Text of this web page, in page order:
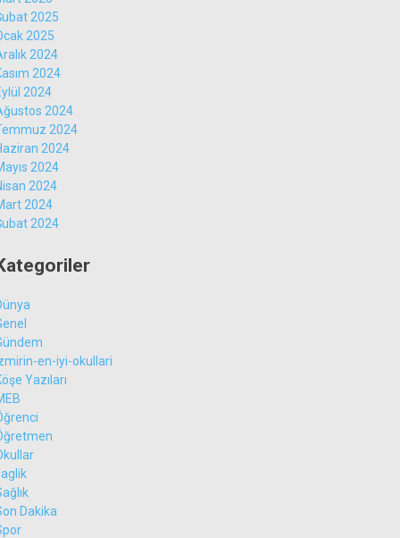
2025
2025
2024
2024
2024
2024
2024
2024
2024
2024
2024
2024
en-iyi-okullari
Yazıları
Dakika